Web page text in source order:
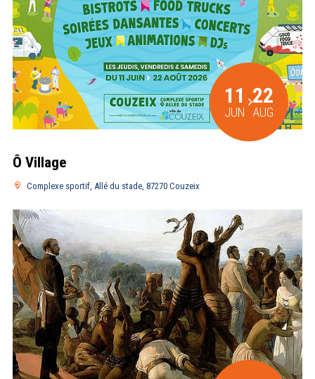
11
JUN
22
AUG
Ô Village
Complexe sportif, Allé du stade, 87270 Couzeix